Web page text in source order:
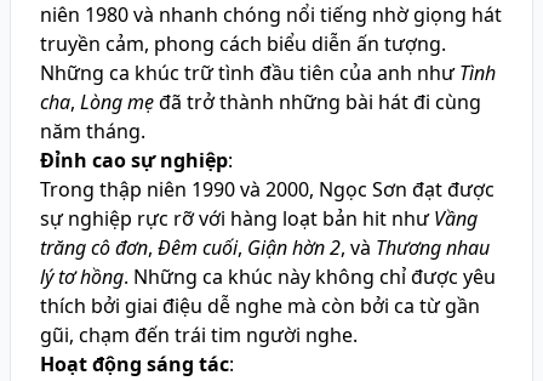
niên 1980 và nhanh chóng nổi tiếng nhờ giọng hát
truyền cảm, phong cách biểu diễn ấn tượng.
Những ca khúc trữ tình đầu tiên của anh nhưTình
cha, Lòng mẹđã trở thành những bài hát đi cùng
năm tháng.
Đỉnh cao sự nghiệp:
Trong thập niên 1990 và 2000, Ngọc Sơn đạt được
sự nghiệp rực rỡ với hàng loạt bản hit nhưVầng
trăng cô đơn, Đêm cuối, Giận hờn 2, và Thương nhau
lý tơ hồng. Những ca khúc này không chỉ được yêu
thích bởi giai điệu dễ nghe mà còn bởi ca từ gần
gũi, chạm đến trái tim người nghe.
Hoạt động sáng tác: